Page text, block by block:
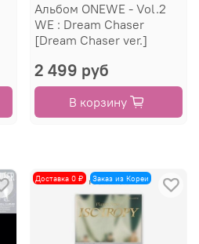
Альбом ONEWE - Vol.2
WE : Dream Chaser
[Dream Chaser ver.]
2 499 руб
В корзину
Доставка 0 ₽ Заказ из Кореи